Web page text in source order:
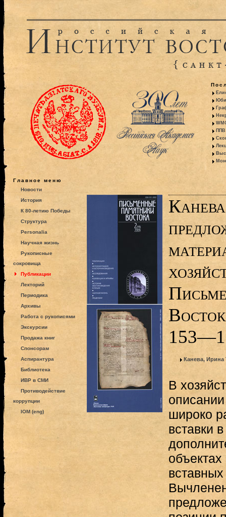
ППВ
Главное меню
Новости
История
К 80-летию Победы
Структура
Personalia
Научная жизнь
Рукописные
сокровища
Публикации
Лекторий
Периодика
Архивы
Работа с рукописями
Экскурсии
Продажа книг
Спонсорам
Аспирантура
Библиотека
ИВР в СМИ
Противодействие
коррупции
IOM (eng)
Канева,
В
широко
вставки